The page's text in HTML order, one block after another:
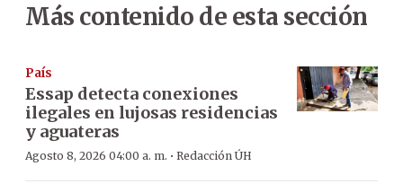
Más contenido de esta sección
País
Essap detecta conexiones
ilegales en lujosas residencias
y aguateras
Agosto 8, 2026 04:00 a. m. · Redacción ÚH